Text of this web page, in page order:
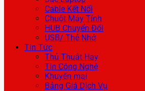
Cable Kết Nối
Chuột Máy Tính
HUB Chuyển Đổi
USB/ Thẻ Nhớ
Tin Tức
Thủ Thuật Hay
Tin Công Nghệ
Khuyến mại
Bảng Giá Dịch Vụ